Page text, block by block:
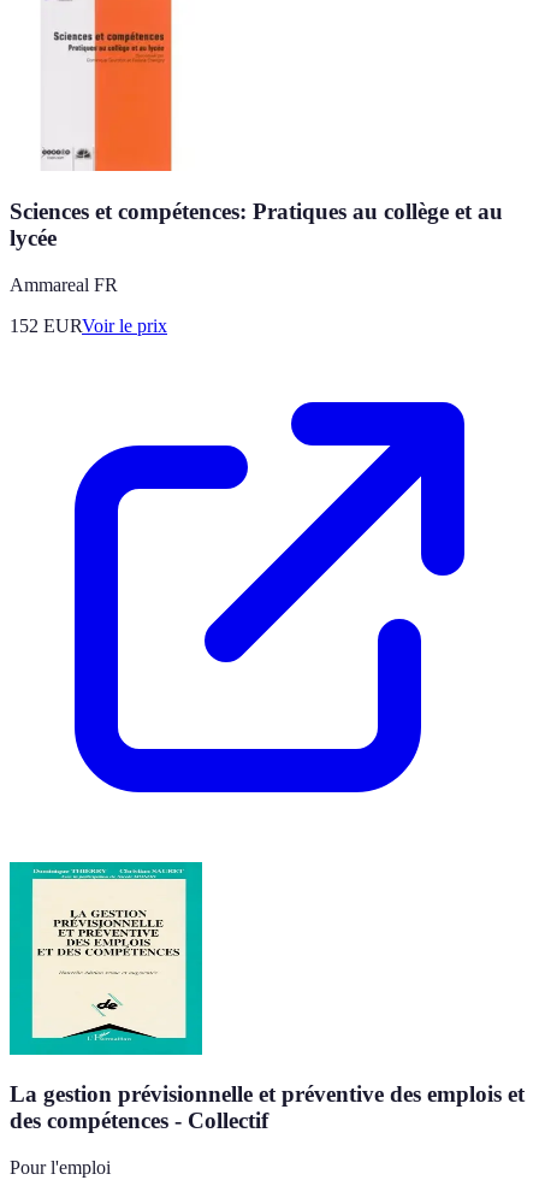
Sciences et compétences: Pratiques au collège et au
lycée
Ammareal FR
152 EURVoir le prix
La gestion prévisionnelle et préventive des emplois et
des compétences - Collectif
Pour l'emploi